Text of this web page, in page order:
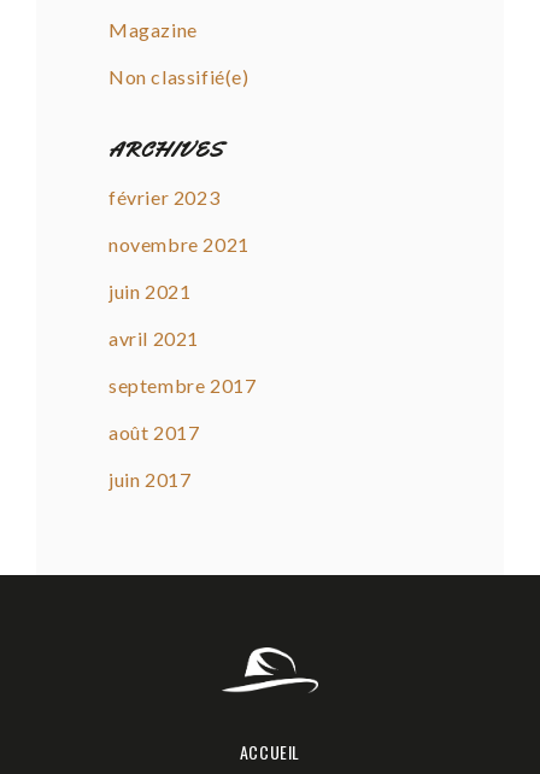
Magazine
Non classifié(e)
ARCHIVES
février 2023
novembre 2021
juin 2021
avril 2021
septembre 2017
août 2017
juin 2017
ACCUEIL